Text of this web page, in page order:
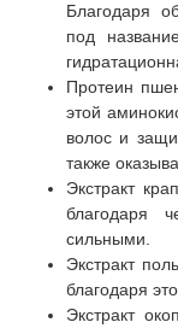
Благодаря
под
Протеин
этой
волос и
также
Экстракт
благодаря
сильными.
Экстракт
благодаря
Экстракт